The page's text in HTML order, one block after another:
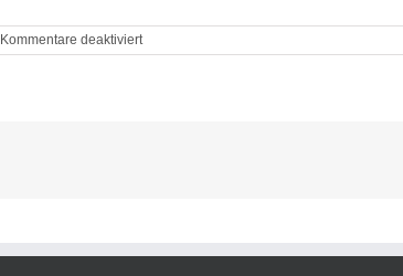
Kommentare deaktiviertfür
DDV-